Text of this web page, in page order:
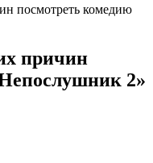
посмотреть комедию
причин
2»